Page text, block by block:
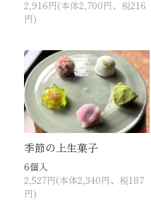
2,916円(本体2,700円、税216
円)
季節の上生菓子
6個入
2,527円(本体2,340円、税187
円)